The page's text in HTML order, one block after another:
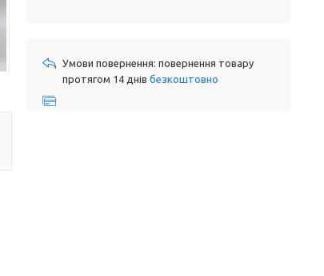
повернення товару
протягом 14 днів безкоштовно